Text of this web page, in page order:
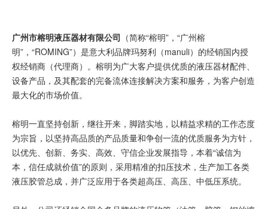
广州市榕明液压器材有限公司 （简称“榕明”，“广州榕
明”，“ROMING”）是意大利品牌玛努利（manuli）的经销国内授
权经销商（代理商）。榕明为广大客户提供优质的液压器材配件、
设备产品，及其配套的完备流体连接解决方案和服务，为客户创造
最大化的市场价值。
榕明一直坚持创新，继往开来，脚踏实地，以精益求精的工作态度
为宗旨，以坚持高品质的产品质量和争创一流的优质服务为方针，
以优先、创新、务实、高效、守信企业发展指导，本着“诚信为
本，信任成就价值”的原则，采用精准的扣压技术，生产加工各类
液压胶管总成，并广泛应用于各类超高压、高压、中低压系统。